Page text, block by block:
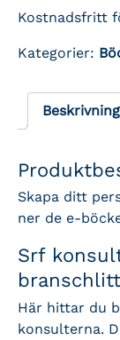
Kostnadsfritt
Kategorier:
Beskrivning
Skapa ditt
ner de e-
Srf
Här hittar du
konsulterna.